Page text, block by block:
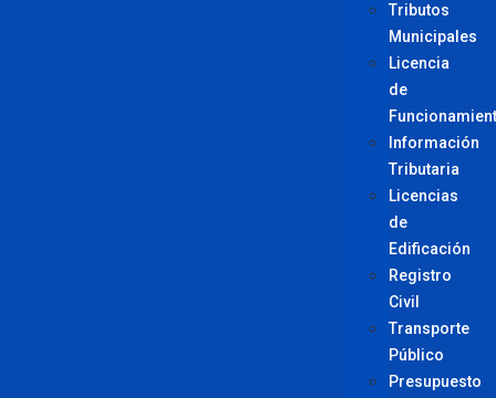
Tributos
Municipales
Licencia
de
Información
Tributaria
Licencias
de
Edificación
Registro
Civil
Transporte
Público
Presupuesto